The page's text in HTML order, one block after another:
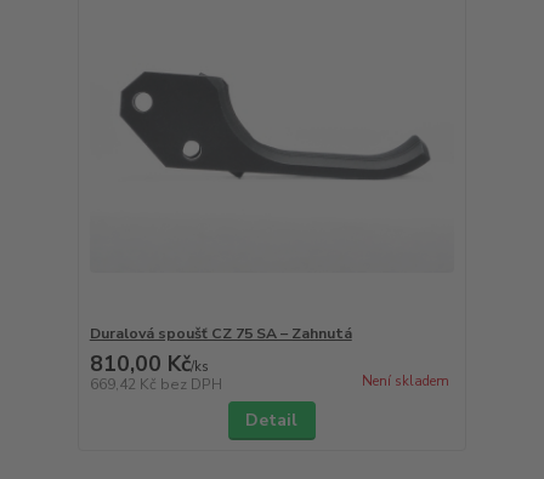
Duralová spoušť CZ 75 SA – Zahnutá
810,00 Kč/ks
669,42 Kč bez DPH Není skladem
Detail